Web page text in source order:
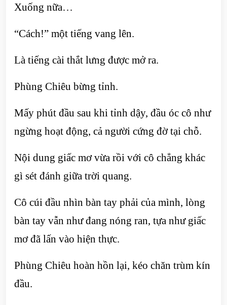
Xuống nữa…
“Cách!” một tiếng vang lên.
Là tiếng cài thắt lưng được mở ra.
Phùng Chiêu bừng tỉnh.
Mấy phút đầu sau khi tỉnh dậy, đầu óc cô như
ngừng hoạt động, cả người cứng đờ tại chỗ.
Nội dung giấc mơ vừa rồi với cô chẳng khác
gì sét đánh giữa trời quang.
Cô cúi đầu nhìn bàn tay phải của mình, lòng
bàn tay vẫn như đang nóng ran, tựa như giấc
mơ đã lấn vào hiện thực.
Phùng Chiêu hoàn hồn lại, kéo chăn trùm kín
đầu.